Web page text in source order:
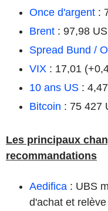
Once d'argent :
Brent : 97,98
Spread Bund /
VIX : 17,01
10 ans US :
Bitcoin : 75 427
Les principaux
recommandations
Aedifica : UBS
d'achat et